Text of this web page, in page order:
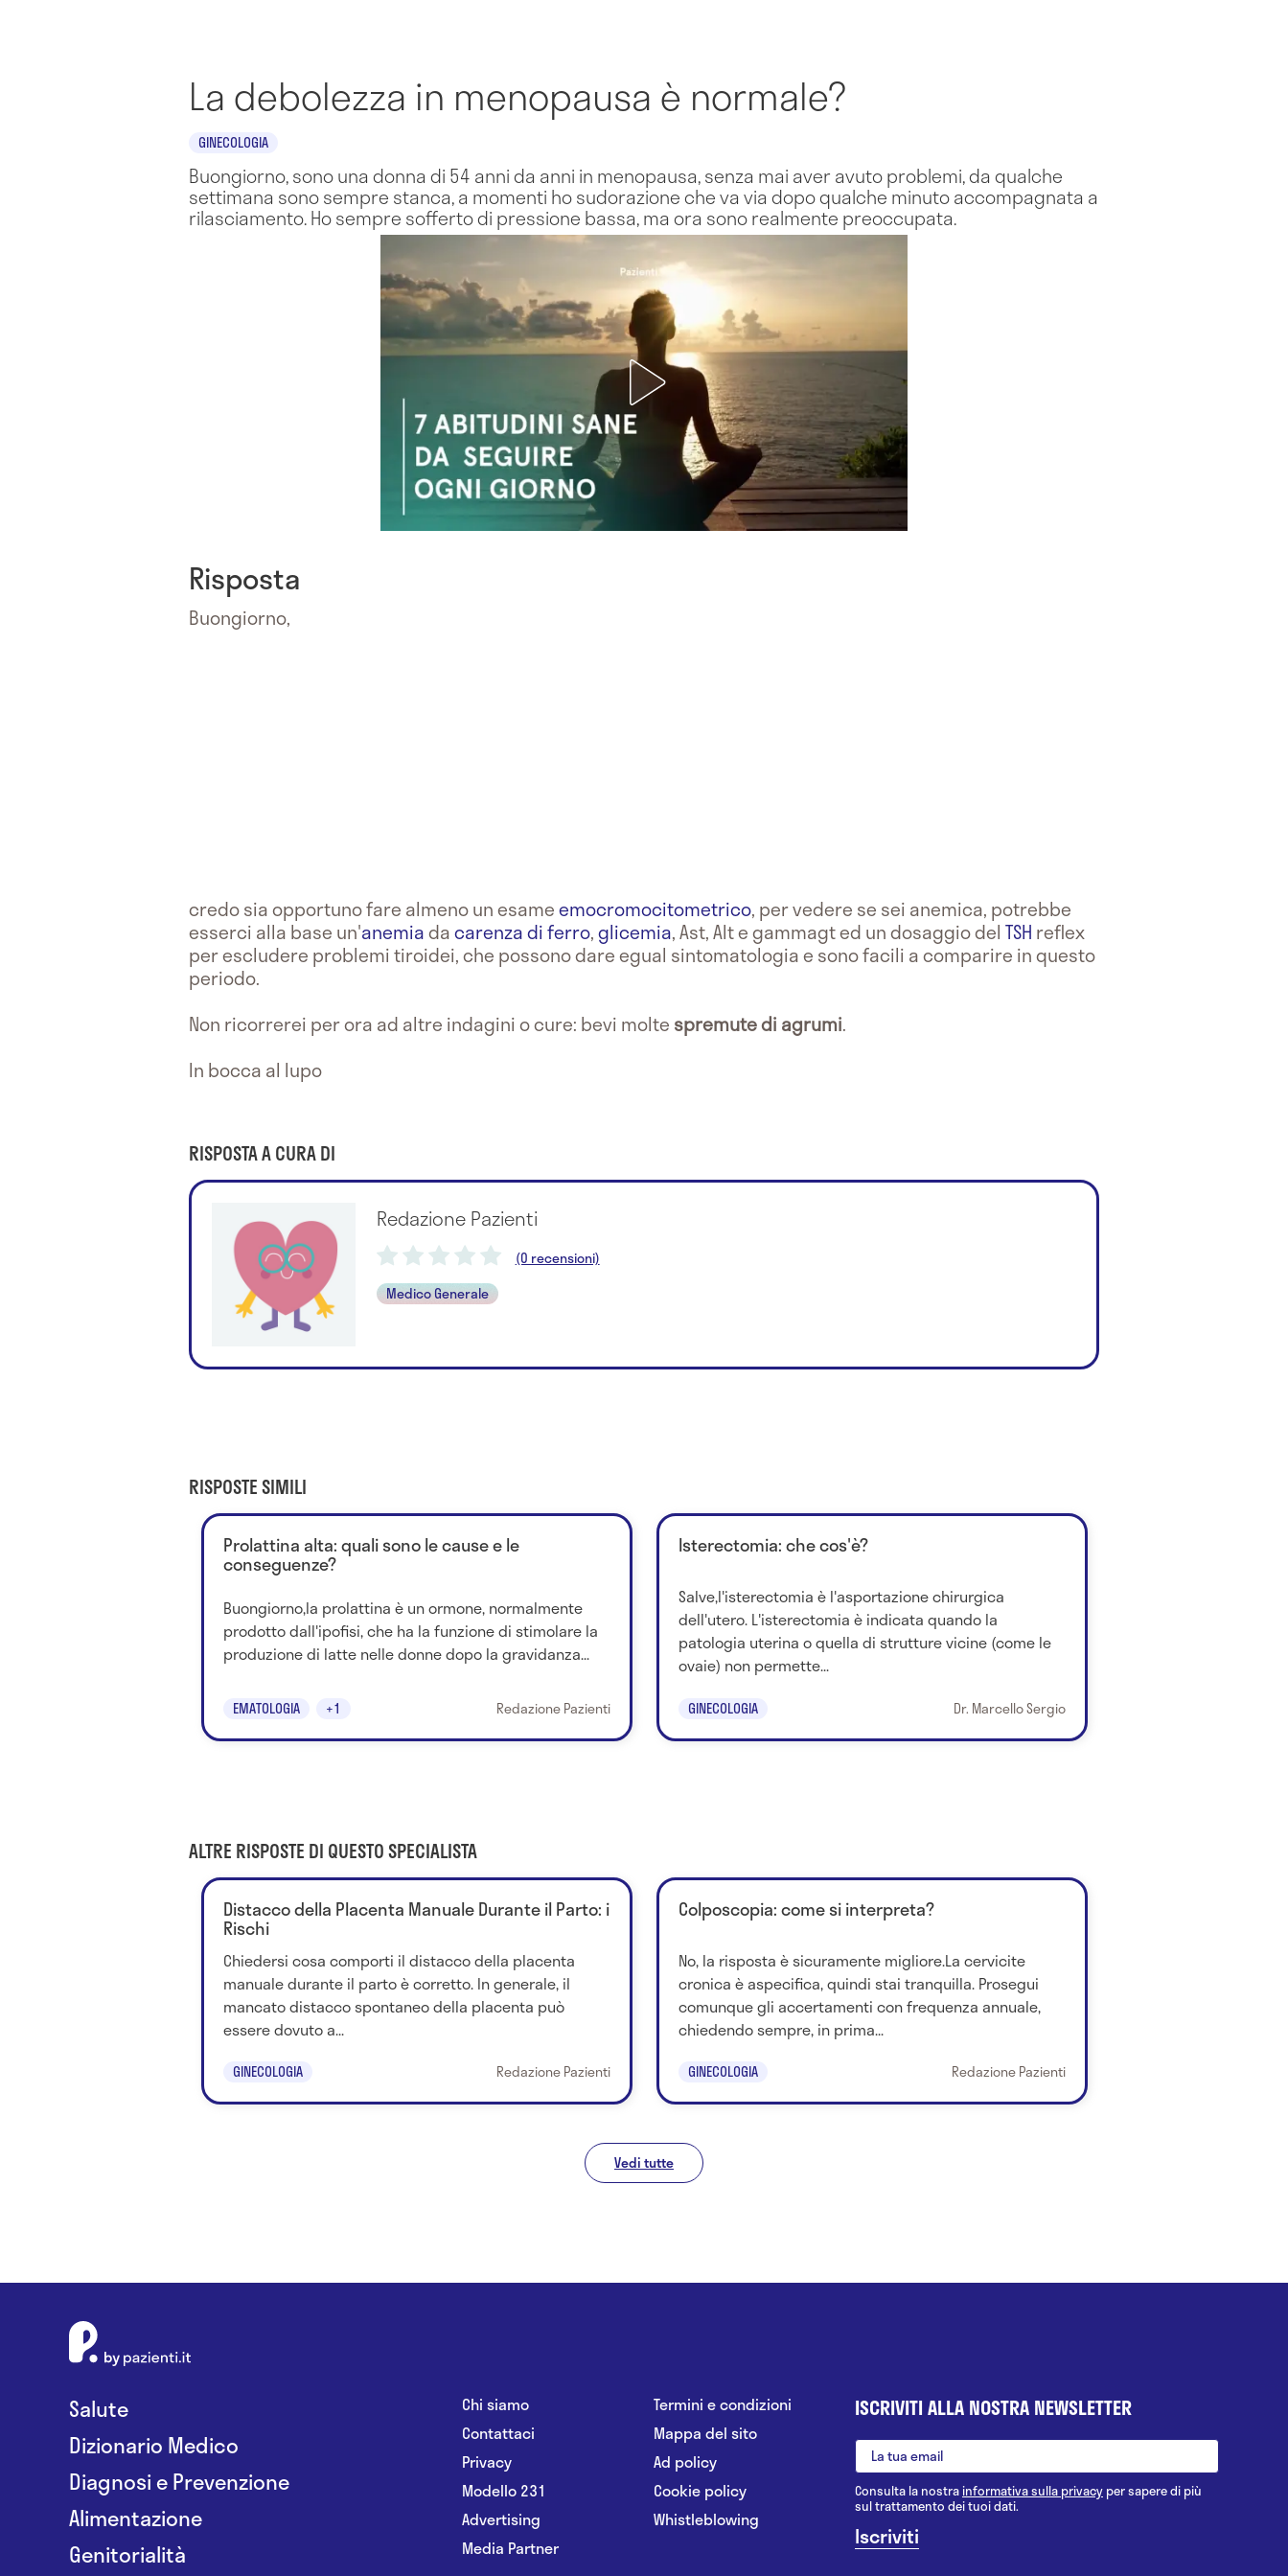
La debolezza in menopausa è normale?
GINECOLOGIA
Buongiorno, sono una donna di 54 anni da anni in menopausa, senza mai aver avuto problemi, da qualche
settimana sono sempre stanca, a momenti ho sudorazione che va via dopo qualche minuto accompagnata a
rilasciamento. Ho sempre sofferto di pressione bassa, ma ora sono realmente preoccupata.
Risposta
Buongiorno,
credo sia opportuno fare almeno un esameemocromocitometrico, per vedere se sei anemica, potrebbe
esserci alla base un'anemiadacarenza di ferro,glicemia, Ast, Alt e gammagt ed un dosaggio del TSH reflex
per escludere problemi tiroidei, che possono dare egual sintomatologia e sono facili a comparire in questo
periodo.
Non ricorrerei per ora ad altre indagini o cure: bevi molte spremute di agrumi.
In bocca al lupo
RISPOSTA A CURA DI
Redazione Pazienti
(0 recensioni)
Medico Generale
RISPOSTE SIMILI
Prolattina alta: quali sono le cause e le
conseguenze?
Buongiorno,la prolattina è un ormone, normalmente
prodotto dall'ipofisi, che ha la funzione di stimolare la
produzione di latte nelle donne dopo la gravidanza...
EMATOLOGIA +1 Redazione Pazienti
Isterectomia: che cos'è?
Salve,l'isterectomia è l'asportazione chirurgica
dell'utero. L'isterectomia è indicata quando la
patologia uterina o quella di strutture vicine (come le
ovaie) non permette...
GINECOLOGIA Dr. Marcello Sergio
ALTRE RISPOSTE DI QUESTO SPECIALISTA
Distacco della Placenta Manuale Durante il Parto: i
Rischi
Chiedersi cosa comporti il distacco della placenta
manuale durante il parto è corretto. In generale, il
mancato distacco spontaneo della placenta può
essere dovuto a...
GINECOLOGIA Redazione Pazienti
Colposcopia: come si interpreta?
No, la risposta è sicuramente migliore.La cervicite
cronica è aspecifica, quindi stai tranquilla. Prosegui
comunque gli accertamenti con frequenza annuale,
chiedendo sempre, in prima...
GINECOLOGIA Redazione Pazienti
Vedi tutte
Salute
Dizionario Medico
Diagnosi e Prevenzione
Alimentazione
Genitorialità
Chi siamo
Contattaci
Privacy
Modello 231
Advertising
Media Partner
Termini e condizioni
Mappa del sito
Ad policy
Cookie policy
Whistleblowing
ISCRIVITI ALLA NOSTRA NEWSLETTER
Consulta la nostrainformativa sulla privacy per sapere di più
sul trattamento dei tuoi dati.